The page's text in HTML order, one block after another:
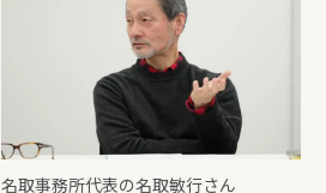
名取事務所代表の名取敏行さん